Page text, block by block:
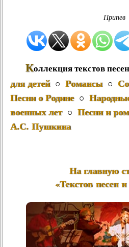
Припев
Коллекция текстов
для детей○ Романсы○
Песни о Родине○
военных лет○ Песни и
А.С. Пушкина
На главную
«Текстов песен